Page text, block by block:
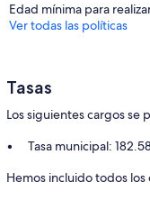
Edad mínima para
Ver todas las políticas
Tasas
Los siguientes cargos se
Tasa municipal:
Hemos incluido todos